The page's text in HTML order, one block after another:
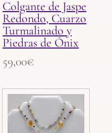
Colgante de Jaspe
Redondo, Cuarzo
Turmalinado y
Piedras de Ónix
59,00€